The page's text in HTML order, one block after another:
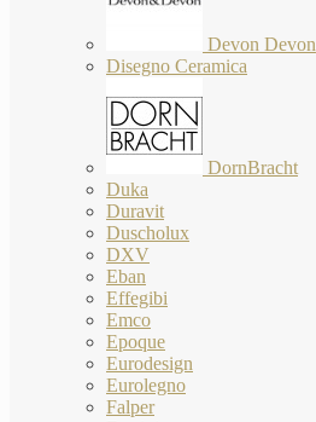
Devon Devon
Disegno Ceramica
DornBracht
Duka
Duravit
Duscholux
DXV
Eban
Effegibi
Emco
Epoque
Eurodesign
Eurolegno
Falper